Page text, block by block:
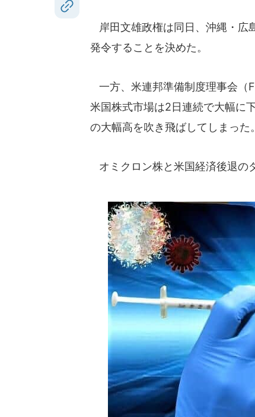
岸田文雄政権は同日、沖縄・広
発令することを決めた。
一方、米連邦準備制度理事会（
米国株式市場は2日連続で大幅に
の大幅高を吹き飛ばしてしまった。
オミクロン株と米国経済後退の